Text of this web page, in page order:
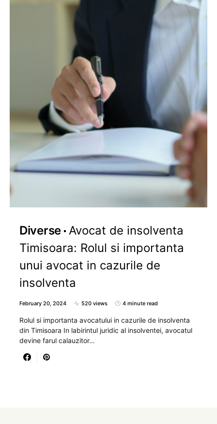
Diverse Avocat de insolventa
Timisoara: Rolul si importanta
unui avocat in cazurile de
insolventa
February 20, 2024 520 views 4 minute read
Rolul si importanta avocatului in cazurile de insolventa
din Timisoara In labirintul juridic al insolventei, avocatul
devine farul calauzitor…